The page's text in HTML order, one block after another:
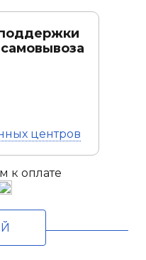
центров
к оплате